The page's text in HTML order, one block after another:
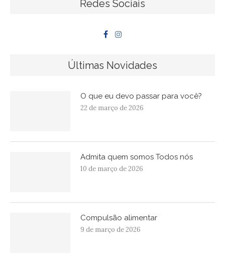
Redes Sociais
Últimas Novidades
O que eu devo passar para você?
22 de março de 2026
Admita quem somos Todos nós
10 de março de 2026
Compulsão alimentar
9 de março de 2026